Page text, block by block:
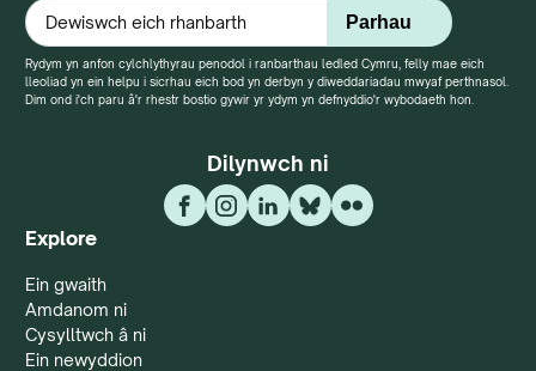
Rydym yn anfon cylchlythyrau penodol i ranbarthau ledled Cymru, felly mae eich
lleoliad yn ein helpu i sicrhau eich bod yn derbyn y diweddariadau mwyaf perthnasol.
Dim ond i'ch paru â'r rhestr bostio gywir yr ydym yn defnyddio'r wybodaeth hon.
Dilynwch ni
Explore
Ein gwaith
Amdanom ni
Cysylltwch â ni
Ein newyddion